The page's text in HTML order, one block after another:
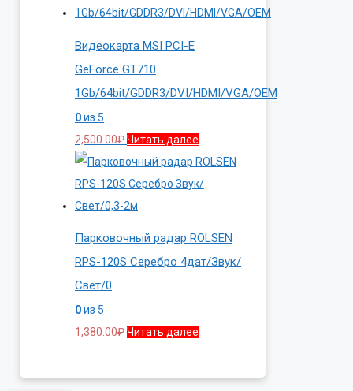
Видеокарта MSI PCI-E
GeForce GT710
1Gb/64bit/GDDR3/DVI/HDMI/VGA/OEM
0из 5
2,500.00₽Читать далее
Парковочный радар ROLSEN
RPS-120S Серебро 4дат/Звук/
Свет/0
0из 5
1,380.00₽Читать далее